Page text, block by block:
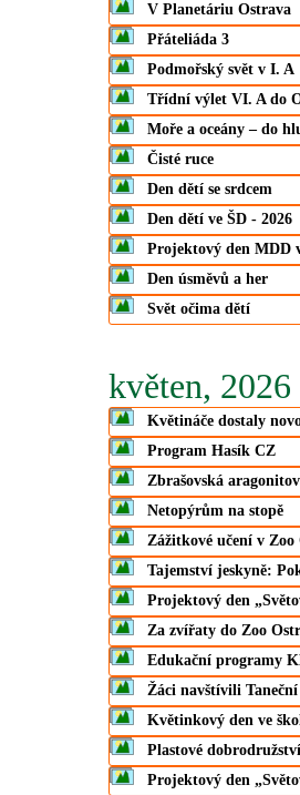
V Planetáriu Ostrava
Přáteliáda 3
Podmořský svět v I. A
Třídní výlet VI. A do
Moře a oceány – do
Čisté ruce
Den dětí se srdcem
Den dětí ve ŠD - 2026
Projektový den MDD
Den úsměvů a her
Svět očima dětí
květen, 2026
Květináče dostaly
Program Hasík CZ
Zbrašovská
Netopýrům na stopě
Zážitkové učení v Zoo
Tajemství jeskyně:
Projektový den
Za zvířaty do Zoo
Edukační programy
Žáci navštívili Taneční
Květinkový den ve
Plastové dobrodružství
Projektový den